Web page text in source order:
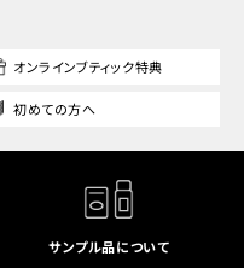
オンラインブティック特典
初めての方へ
サンプル品について